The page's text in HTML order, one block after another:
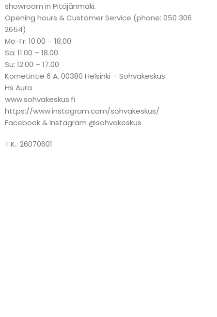
showroom in Pitäjänmäki.
Opening hours & Customer Service (phone: 050 306
2654)
Mo-Fr: 10.00 – 18.00
Sa: 11.00 – 18.00
Su: 12.00 – 17.00
Kornetintie 6 A, 00380 Helsinki – Sohvakeskus
Hs Aura
www.sohvakeskus.fi
https://www.instagram.com/sohvakeskus/
Facebook & Instagram @sohvakeskus
T.K.: 26070601